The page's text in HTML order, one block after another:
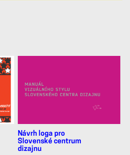
Návrh loga pro
Slovenské centrum
dizajnu